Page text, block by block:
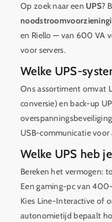
Op zoek naar een UPS?
en Riello — van 600 VA
voor servers.
Welke UPS-
Ons assortiment omvat
conversie) en back-up
USB-communicatie
Welke UPS heb
Bereken het vermogen:
Een gaming-pc van
Kies Line-Interactive of
autonomietijd bepaalt